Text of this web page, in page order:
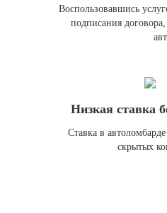
Воспользовавшись
подписания
Низкая ставка
Ставка в
скрытых